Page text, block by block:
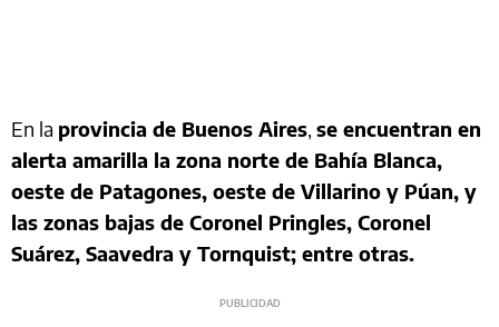
En la provincia de Buenos Aires, se encuentran en
alerta amarilla la zona norte de Bahía Blanca,
oeste de Patagones, oeste de Villarino y Púan, y
las zonas bajas de Coronel Pringles, Coronel
Suárez, Saavedra y Tornquist; entre otras.